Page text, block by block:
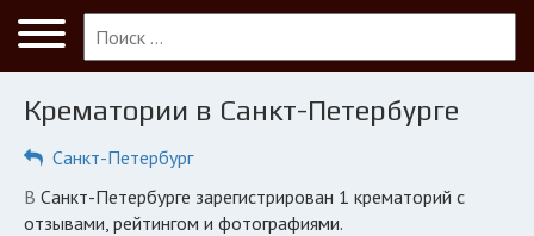
Меню
Главная
Санкт-Петербург
ПОЛЬЗОВАТЕЛЯМ
Компании
Крематории в Санкт-Петербурге
Санкт-Петербург
в Санкт-Петербурге зарегистрирован 1 крематорий с
отзывами, рейтингом и фотографиями.